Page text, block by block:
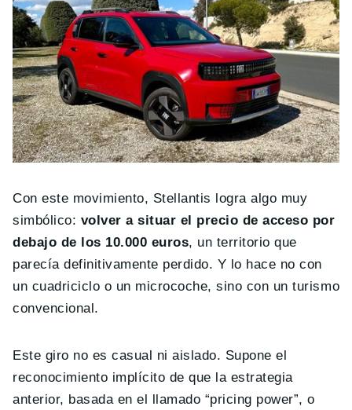
Con este movimiento, Stellantis logra algo muy
simbólico: volver a situar el precio de acceso por
debajo de los 10.000 euros, un territorio que
parecía definitivamente perdido. Y lo hace no con
un cuadriciclo o un microcoche, sino con un turismo
convencional.
Este giro no es casual ni aislado. Supone el
reconocimiento implícito de que la estrategia
anterior, basada en el llamado “pricing power”, o